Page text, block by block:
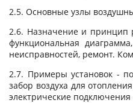
2.5. Основные узлы
2.6. Назначение и принцип
функциональная
неисправностей, ремонт.
2.7. Примеры установок -
забор воздуха для
электрические